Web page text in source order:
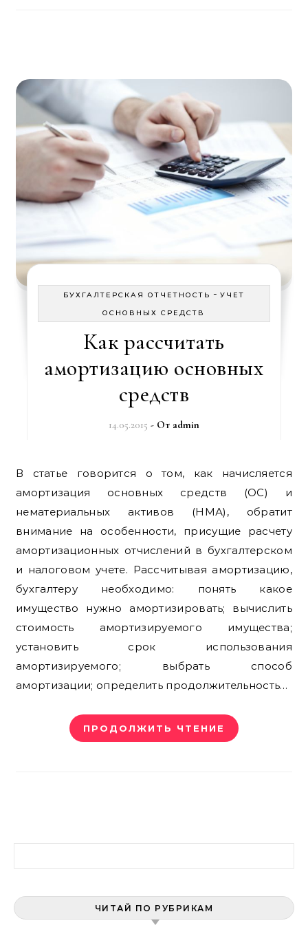
БУХГАЛТЕРСКАЯ ОТЧЕТНОСТЬ - УЧЕТ
ОСНОВНЫХ СРЕДСТВ
Как рассчитать
амортизацию основных
средств
14.05.2015 - От admin
В статье говорится о том, как начисляется
амортизация основных средств (ОС) и
нематериальных активов (НМА), обратит
внимание на особенности, присущие расчету
амортизационных отчислений в бухгалтерском
и налоговом учете. Рассчитывая амортизацию,
бухгалтеру необходимо: понять какое
имущество нужно амортизировать; вычислить
стоимость амортизируемого имущества;
установить срок использования
амортизируемого; выбрать способ
амортизации; определить продолжительность…
ПРОДОЛЖИТЬ ЧТЕНИЕ
ЧИТАЙ ПО РУБРИКАМ